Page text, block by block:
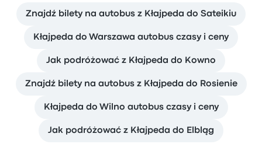
Znajdź bilety na autobus z Kłajpeda do Sateikiu
Kłajpeda do Warszawa autobus czasy i ceny
Jak podróżować z Kłajpeda do Kowno
Znajdź bilety na autobus z Kłajpeda do Rosienie
Kłajpeda do Wilno autobus czasy i ceny
Jak podróżować z Kłajpeda do Elbląg